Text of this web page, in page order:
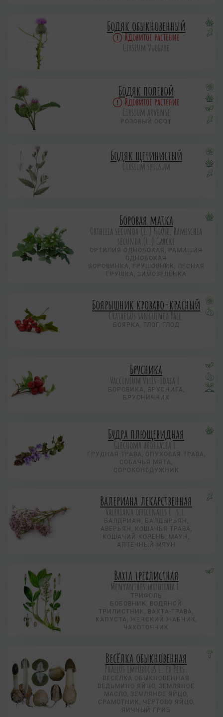
Бодяк обыкновенный
Ядовитое растение
Cirsium vulgare
Бодяк полевой
Ядовитое растение
Cirsium arvense
РОЗОВЫЙ ОСОТ
Бодяк щетинистый
Cirsium setosum
Боровая матка
Orthilia secunda (L.) House, Ramischia
secunda (L.) Garсke
ОРТИЛИЯ ОДНОБОКАЯ, РАМИШИЯ
ОДНОБОКАЯ
БОРОВИНКА, ГРУШОВНИК, ЛЕСНАЯ
ГРУШКА, ЗИМОЗЕЛЁНКА
Боярышник кроваво-красный
Crataegus sanguinea Pall.
БОЯРКА, ГЛОГ, ГЛОД
Брусника
Vaccinium vitis-idaea L.
БОРОВИКА, БРУСНИГА,
БРУСНИЧНИК
Будра плющевидная
Glechoma hederacea L.
ГРУДНАЯ ТРАВА, ОПУХОВАЯ ТРАВА,
СОБАЧЬЯ МЯТА,
СОРОКОНЕДУЖНИК
Валериана лекарственная
Valeriana officinalis L. s.l.
БАЛДРИАН, БАЛДЫРЬЯН,
АВЕРЬЯН, КОШАЧЬЯ ТРАВА,
КОШАЧИЙ КОРЕНЬ, МАУН,
АПТЕЧНЫЙ МЯУН
Вахта трехлистная
Menyanthes trifoliata L.
ТРИФОЛЬ
БОБОВНИК, ВОДЯНОЙ
ТРИЛИСТНИК, ВАХТА-ТРАВА,
КАПУСТА, ЖЕНСКИЙ ЖАБНИК,
ЧАХОТОЧНИК
Весёлка обыкновенная
Phallus impudicus L. ex Pers.
ВЕСЕЛКА ОБЫКНОВЕННАЯ
ВЕДЬМИНО ЯЙЦО, ЗЕМЛЯНОЕ
МАСЛО, ЗЕМЛЯНОЕ ЯЙЦО,
СРАМОТНИК, ЧЁРТОВО ЯЙЦО,
ЯИЧНЫЙ ГРИБ